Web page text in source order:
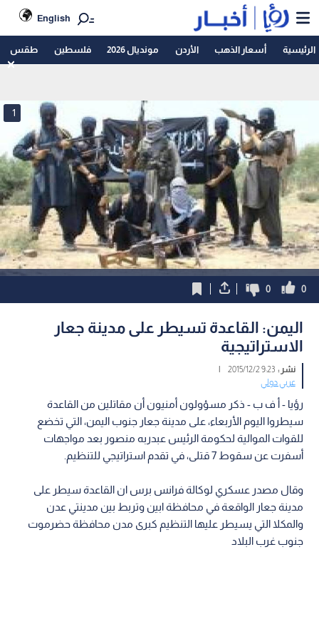
English
الرئيسية أسعار الذهب الأردن مونديال 2026 فلسطين طقس
1
0
0
اليمن: القاعدة تسيطر على مدينة جعار
الاستراتيجية
نشر :9:23 2015/12/2
|
عربي دولي
رؤيا - أ ف ب - ذكر مسؤولون أمنيون أن مقاتلين من القاعدة
سيطروا اليوم الأربعاء، على مدينة جعار جنوب اليمن، التي تخضع
للقوات الموالية لحكومة الرئيس عبدربه منصور بعد مواجهات
أسفرت عن سقوط 7 قتلى، في تقدم استراتيجي للتنظيم.
وقال مصدر عسكري لوكالة فرانس برس ان القاعدة سيطر على
مدينة جعار الواقعة في محافظة ابين وتربط بين مدينتي عدن
والمكلا التي يسيطر عليها التنظيم كبرى مدن محافظة حضرموت
جنوب غرب البلاد